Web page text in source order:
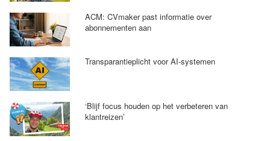
ACM: CVmaker past informatie over
abonnementen aan
Transparantieplicht voor AI-systemen
‘Blijf focus houden op het verbeteren van
klantreizen’